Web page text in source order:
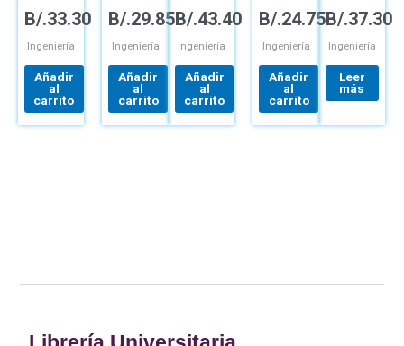
CONTROL
CUADROTORES
B/.33.30
Ingeniería
Añadir
al
carrito
ARMADO
Y
DE
SECCIONES
MÉTODOS
SEGÚN
EHE-08
B/.29.85
Ingeniería
Añadir
al
carrito
B/.43.40
Ingeniería
Añadir
al
carrito
PRÁCTICAS
LABORATORIO
B/.24.75
Ingeniería
Añadir
al
carrito
B/.37.30
Ingeniería
Leer
más